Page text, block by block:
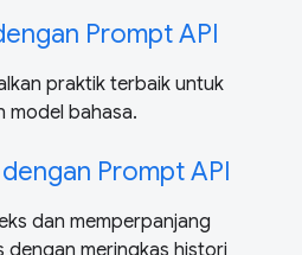
Prompt API
praktik terbaik untuk
model bahasa.
Prompt API
dan memperpanjang